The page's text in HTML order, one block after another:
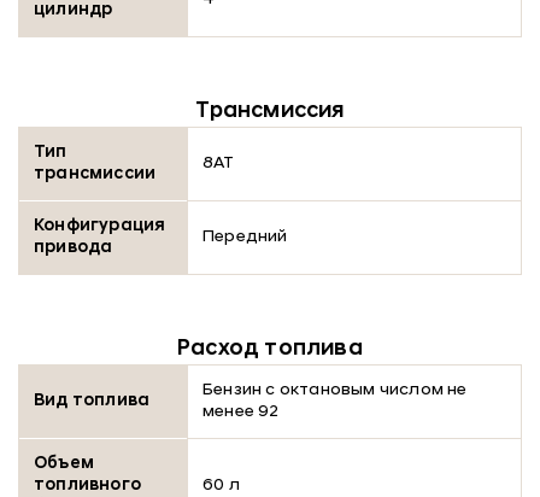
цилиндр
Трансмиссия
Тип
трансмиссии
8AT
Конфигурация
привода
Передний
Расход топлива
Вид топлива
Бензин с октановым числом не
менее 92
Объем
топливного
60 л